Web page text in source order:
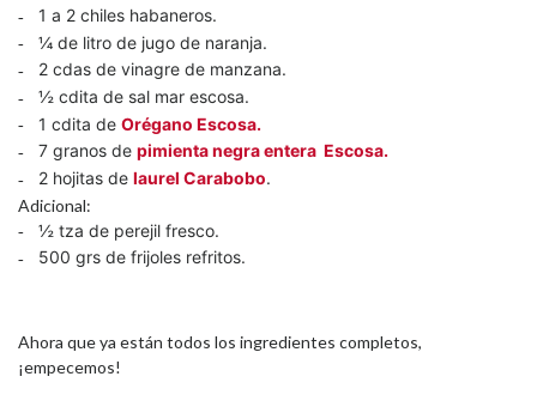
1 a 2 chiles habaneros.
¼ de litro de jugo de naranja.
2 cdas de vinagre de manzana.
½ cdita de sal mar escosa.
1 cdita de Orégano Escosa.
7 granos de pimienta negra entera Escosa.
2 hojitas de laurel Carabobo.
Adicional:
½ tza de perejil fresco.
500 grs de frijoles refritos.
Ahora que ya están todos los ingredientes completos,
¡empecemos!